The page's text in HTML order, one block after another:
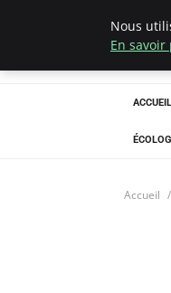
ACCUEIL
Accueil
Nous
En savoir